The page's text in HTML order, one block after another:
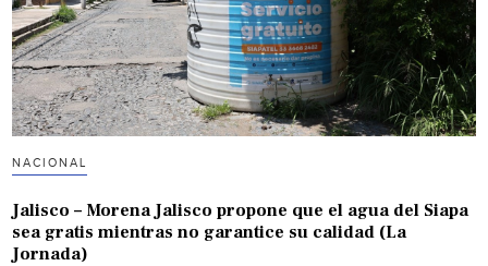
NACIONAL
Jalisco – Morena Jalisco propone que el agua del Siapa
sea gratis mientras no garantice su calidad (La
Jornada)